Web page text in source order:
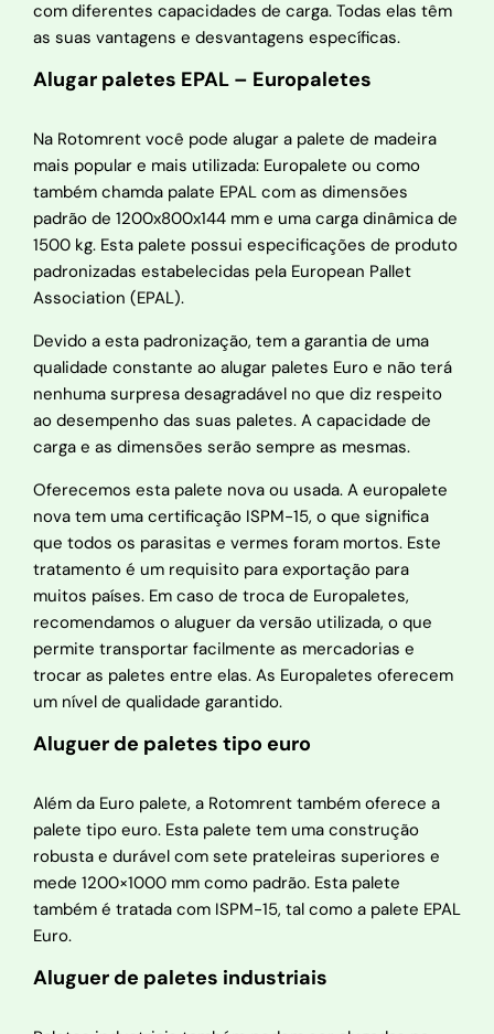
com diferentes capacidades de carga. Todas elas têm
as suas vantagens e desvantagens específicas.
Alugar paletes EPAL – Europaletes
Na Rotomrent você pode alugar a palete de madeira
mais popular e mais utilizada: Europalete ou como
também chamda palate EPAL com as dimensões
padrão de 1200x800x144 mm e uma carga dinâmica de
1500 kg. Esta palete possui especificações de produto
padronizadas estabelecidas pela European Pallet
Association (EPAL).
Devido a esta padronização, tem a garantia de uma
qualidade constante ao alugar paletes Euro e não terá
nenhuma surpresa desagradável no que diz respeito
ao desempenho das suas paletes. A capacidade de
carga e as dimensões serão sempre as mesmas.
Oferecemos esta palete nova ou usada. A europalete
nova tem uma certificação ISPM-15, o que significa
que todos os parasitas e vermes foram mortos. Este
tratamento é um requisito para exportação para
muitos países. Em caso de troca de Europaletes,
recomendamos o aluguer da versão utilizada, o que
permite transportar facilmente as mercadorias e
trocar as paletes entre elas. As Europaletes oferecem
um nível de qualidade garantido.
Aluguer de paletes tipo euro
Além da Euro palete, a Rotomrent também oferece a
palete tipo euro. Esta palete tem uma construção
robusta e durável com sete prateleiras superiores e
mede 1200×1000 mm como padrão. Esta palete
também é tratada com ISPM-15, tal como a palete EPAL
Euro.
Aluguer de paletes industriais